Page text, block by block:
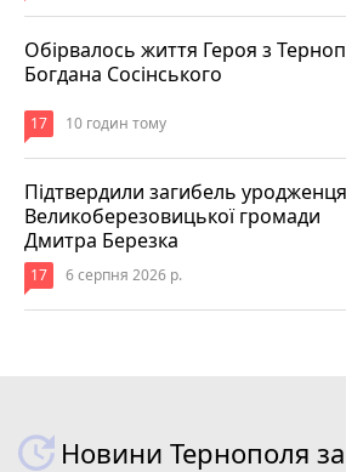
Обірвалось життя Героя з
Богдана Сосінського
17 10 годин тому
Підтвердили загибель уродженця
Великоберезовицької громади
Дмитра Березка
17 6 серпня 2026 р.
Новини Тернополя за